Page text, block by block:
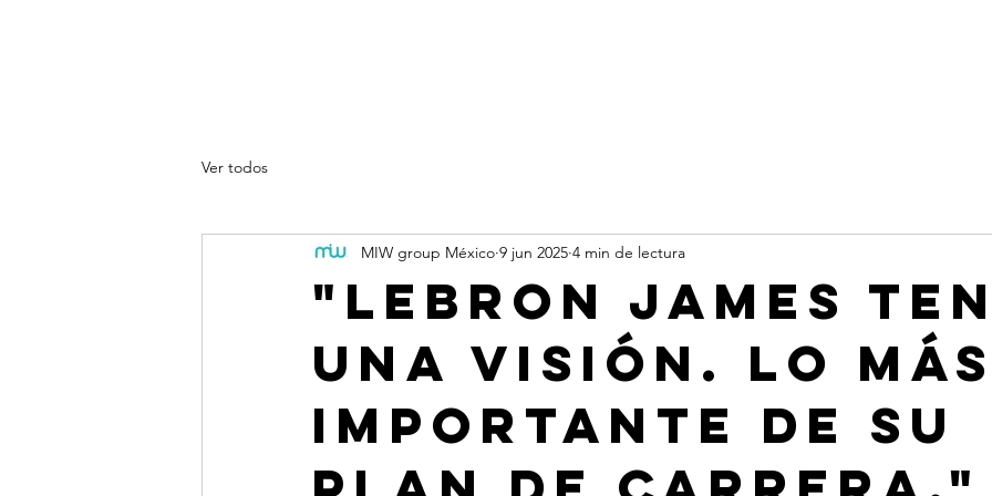
Ver todos
"LeBron james
una visión. lo más
importante de su
MIW group México 9 jun 2025 4 min de lectura